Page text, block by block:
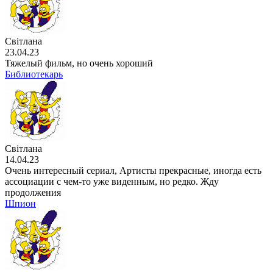
Світлана
23.04.23
Тяжелый фильм, но очень хороший
Библиотекарь
Світлана
14.04.23
Очень интересный сериал, Артисты прекрасные, иногда есть
ассоциации с чем-то уже виденным, но редко. Жду
продолжения
Шпион